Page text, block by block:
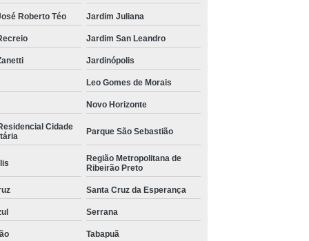
Roberto Téo Jardim Juliana
Jardim San Leandro
Jardinópolis
Leo Gomes de Morais
Novo Horizonte
Cidade
Parque São Sebastião
Região Metropolitana de
Ribeirão Preto
Santa Cruz da Esperança
Serrana
Tabapuã